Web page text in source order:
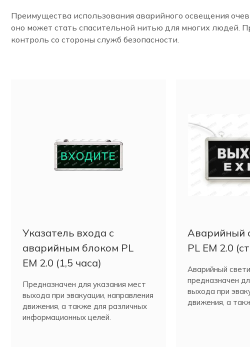
Преимущества использования аварийного освещения
оно может стать спасительной нитью для многих людей.
контроль со стороны служб безопасности.
Указатель входа c
аварийным блоком PL
EM 2.0 (1,5 часа)
Предназначен для указания мест
выхода при эвакуации, направления
движения, а также для различных
информационных целей.
Аварийный
PL EM 2.0
Аварийный
предназначен
выхода при
движения, а